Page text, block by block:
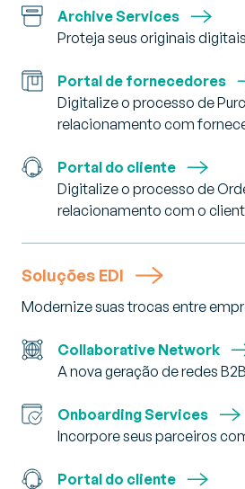
Archive Services
Proteja seus originais
Portal de fornecedores
Digitalize o processo de
relacionamento com
Portal do cliente
Digitalize o processo de
relacionamento com o
Soluções EDI
Modernize suas trocas entre
Collaborative Network
A nova geração de redes B2B
Onboarding Services
Incorpore seus parceiros
Portal do cliente